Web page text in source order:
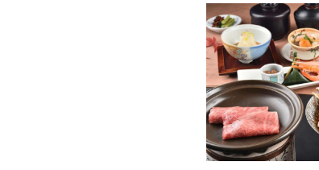
全室、二間続きの
◆◇ご夕食もご朝
個室お食事処にご
※ご夕食は『お料理